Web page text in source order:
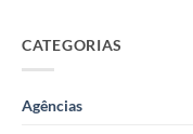
CATEGORIAS
Agências